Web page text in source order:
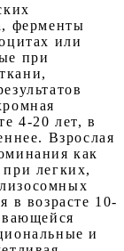
ферменты
или
при
4-20 лет, в
Взрослая
как
легких,
в возрасте 10-
и